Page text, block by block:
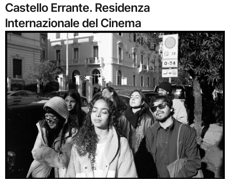
Castello Errante. Residenza
Internazionale del Cinema